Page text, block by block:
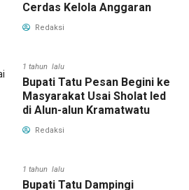
Cerdas Kelola Anggaran
Redaksi
1 tahun lalu
Bupati Tatu Pesan Begini ke
Masyarakat Usai Sholat Ied
di Alun-alun Kramatwatu
Redaksi
1 tahun lalu
Bupati Tatu Dampingi